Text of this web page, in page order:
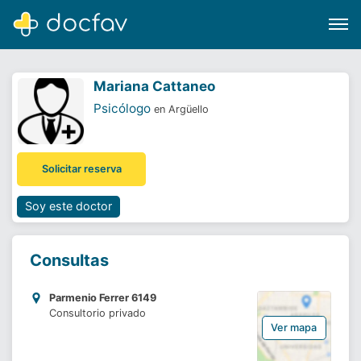
Software para clínicas
¿Eres un doctor?
Mariana Cattaneo
Psicólogo en Argüello
Solicitar reserva
Soy este doctor
Consultas
Parmenio Ferrer 6149
Consultorio privado
Ver mapa